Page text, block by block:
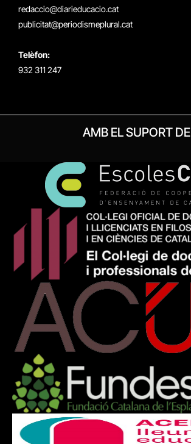
redaccio@diarieducacio.cat
publicitat@periodismeplural.cat
Telèfon:
932 311 247
AMB EL SUPORT DE